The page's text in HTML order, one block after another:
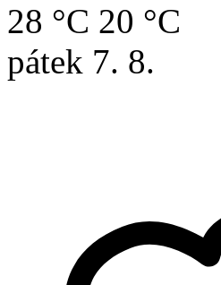
28 °C 20 °C
pátek 7. 8.